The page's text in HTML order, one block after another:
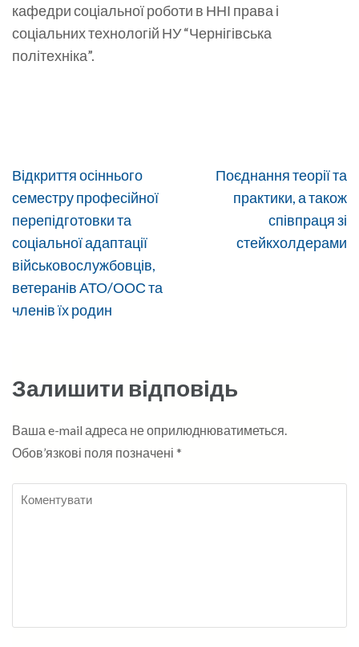
кафедри соціальної роботи в ННІ права і
соціальних технологій НУ “Чернігівська
політехніка”.
Навігація
записів
Відкриття осіннього
семестру професійної
перепідготовки та
соціальної адаптації
військовослужбовців,
ветеранів АТО/ООС та
членів їх родин
Поєднання теорії та
практики, а також
співпраця зі
стейкхолдерами
Залишити відповідь
Ваша e-mail адреса не оприлюднюватиметься.
Обов’язкові поля позначені *
Коментувати